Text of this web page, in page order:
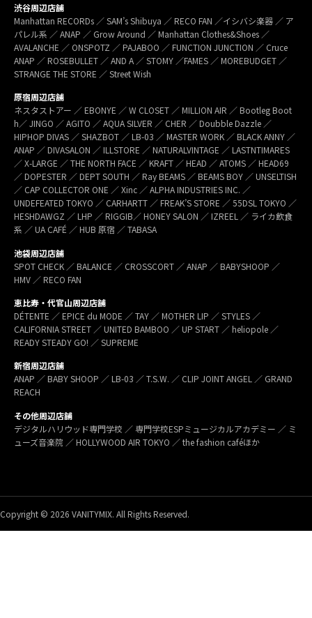
渋谷周辺店舗
Manhattan RECORDs ／ SAM’s Shibuya ／ RECO FAN ／イシバシ楽器 ／ ア
パレル系 ／ ANAP ／ Grow Around ／ Manhattan Clothes&Shoes ／
AVALANCHE ／ ONSPOTZ ／ PAJABOO ／ FUNCTION JUNCTION ／ Cruce
ANAP ／ ROSEBULLET ／ AND A ／ STOMY ／FAMES ／ MOREBUDGET ／
STRANGE THE STORE ／ Street Wish
原宿周辺店舗
ネスタストアー ／ EBONYE ／ W CLOSET ／ MILLION AIR ／ Bootleg Boot
h／ JINGO ／ AGITO ／ AQUA SILVER ／ CHER ／ Doubble Dazzle ／
HIPHOP DIVAS ／ SHAZBOT ／ LB-03 ／ MASTER WORK ／ BLACK ANNY ／
ANAP ／ DIVASALON ／ ILLSTORE ／ NATURALVINTAGE ／ LASTNTIMARES
／ X-LARGE ／ THE NORTH FACE ／ KRAFT ／ HEAD ／ ATOMS ／ HEAD69
／ DOPESTER ／ DEPT SOUTH ／ Ray BEAMS ／ BEAMS BOY ／ UNSELTISH
／ CAP COLLECTOR ONE ／ Xinc ／ ALPHA INDUSTRIES INC. ／
UNDEFEATED TOKYO ／ CARHARTT ／ FREAK’S STORE ／ 55DSL TOKYO ／
HESHDAWGZ ／ LHP ／ RIGGIB／ HONEY SALON ／ IZREEL ／ ライカ飲食
系 ／ UA CAFÉ ／ HUB 原宿 ／ TABASA
池袋周辺店舗
SPOT CHECK ／ BALANCE ／ CROSSCORT ／ ANAP ／ BABYSHOOP ／
HMV ／ RECO FAN
恵比寿・代官山周辺店舗
DÉTENTE ／ EPICE du MODE ／ TAY ／ MOTHER LIP ／ STYLES ／
CALIFORNIA STREET ／ UNITED BAMBOO ／ UP START ／ heliopole ／
READY STEADY GO! ／ SUPREME
新宿周辺店舗
ANAP ／ BABY SHOOP ／ LB-03 ／ T.S.W. ／ CLIP JOINT ANGEL ／ GRAND
REACH
その他周辺店舗
デジタルハリウッド専門学校 ／ 専門学校ESPミュージカルアカデミー ／ ミ
ューズ音楽院 ／ HOLLYWOOD AIR TOKYO ／ the fashion caféほか
Copyright © 2026 VANITYMIX. All Rights Reserved.